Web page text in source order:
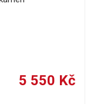
5 550 Kč